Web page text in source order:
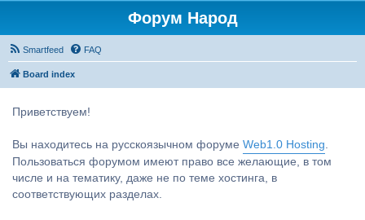
Форум Народ
Smartfeed FAQ
Board index
Приветствуем!
Вы находитесь на русскоязычном форуме Web1.0 Hosting.
Пользоваться форумом имеют право все желающие, в том
числе и на тематику, даже не по теме хостинга, в
соответствующих разделах.